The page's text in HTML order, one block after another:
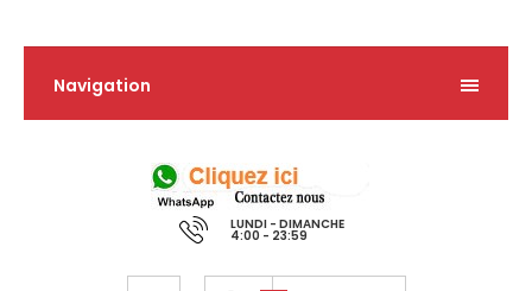
Navigation
LUNDI - DIMANCHE
4:00 - 23:59